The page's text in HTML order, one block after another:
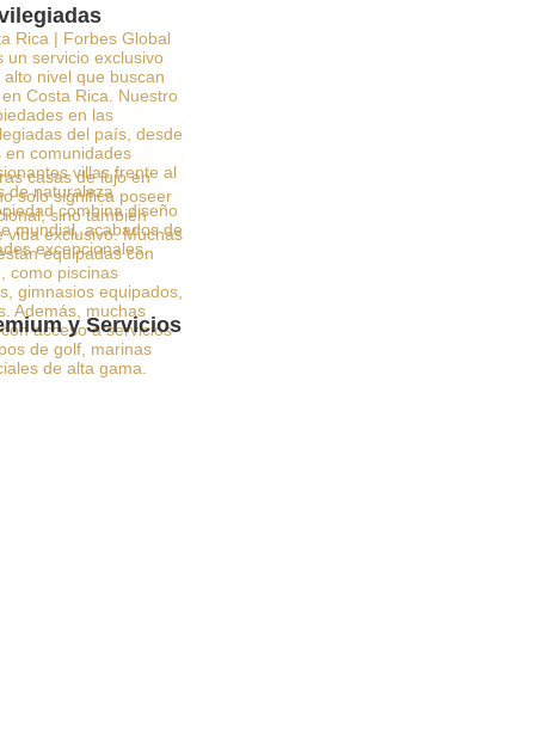
Rica | Forbes Global
un servicio exclusivo
nivel que buscan
Costa Rica. Nuestro
en las
del país, desde
en comunidades
villas frente al
de naturaleza
combina diseño
mundial, acabados de
excepcionales.
casas de lujo en
solo significa poseer
sino también
vida exclusivo. Muchas
equipadas con
como piscinas
gimnasios equipados,
Además, muchas
acceso a servicios
de golf, marinas
de alta gama.
y Servicios